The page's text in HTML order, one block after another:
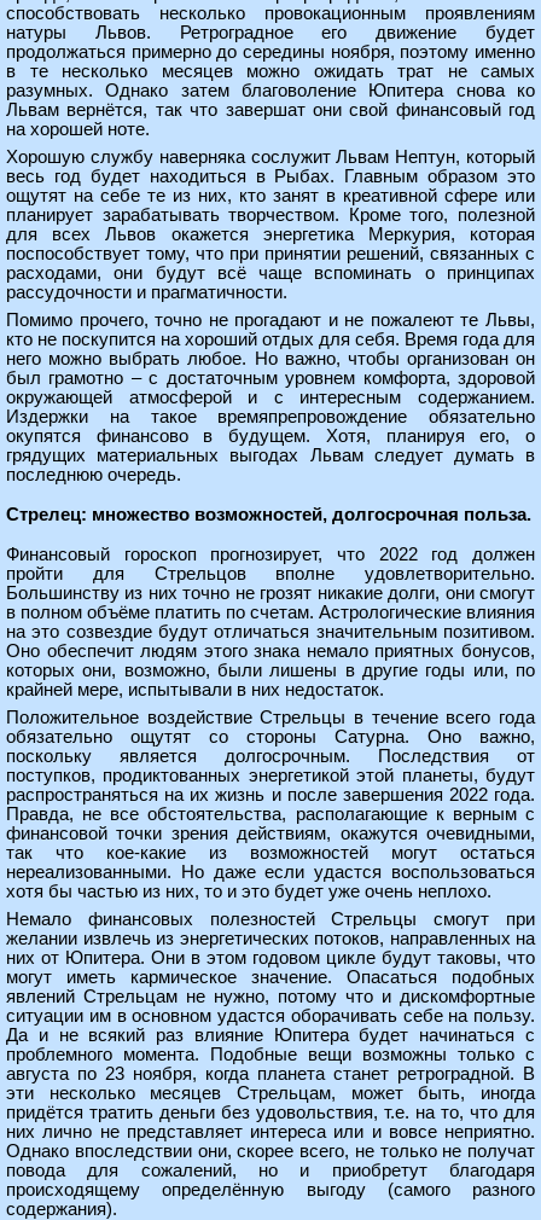
способствовать несколько провокационным проявлениям
натуры Львов. Ретроградное его движение будет
продолжаться примерно до середины ноября, поэтому именно
в те несколько месяцев можно ожидать трат не самых
разумных. Однако затем благоволение Юпитера снова ко
Львам вернётся, так что завершат они свой финансовый год
на хорошей ноте.
Хорошую службу наверняка сослужит Львам Нептун, который
весь год будет находиться в Рыбах. Главным образом это
ощутят на себе те из них, кто занят в креативной сфере или
планирует зарабатывать творчеством. Кроме того, полезной
для всех Львов окажется энергетика Меркурия, которая
поспособствует тому, что при принятии решений, связанных с
расходами, они будут всё чаще вспоминать о принципах
рассудочности и прагматичности.
Помимо прочего, точно не прогадают и не пожалеют те Львы,
кто не поскупится на хороший отдых для себя. Время года для
него можно выбрать любое. Но важно, чтобы организован он
был грамотно – с достаточным уровнем комфорта, здоровой
окружающей атмосферой и с интересным содержанием.
Издержки на такое времяпрепровождение обязательно
окупятся финансово в будущем. Хотя, планируя его, о
грядущих материальных выгодах Львам следует думать в
последнюю очередь.
Стрелец: множество возможностей, долгосрочная польза.
Финансовый гороскоп прогнозирует, что 2022 год должен
пройти для Стрельцов вполне удовлетворительно.
Большинству из них точно не грозят никакие долги, они смогут
в полном объёме платить по счетам. Астрологические влияния
на это созвездие будут отличаться значительным позитивом.
Оно обеспечит людям этого знака немало приятных бонусов,
которых они, возможно, были лишены в другие годы или, по
крайней мере, испытывали в них недостаток.
Положительное воздействие Стрельцы в течение всего года
обязательно ощутят со стороны Сатурна. Оно важно,
поскольку является долгосрочным. Последствия от
поступков, продиктованных энергетикой этой планеты, будут
распространяться на их жизнь и после завершения 2022 года.
Правда, не все обстоятельства, располагающие к верным с
финансовой точки зрения действиям, окажутся очевидными,
так что кое-какие из возможностей могут остаться
нереализованными. Но даже если удастся воспользоваться
хотя бы частью из них, то и это будет уже очень неплохо.
Немало финансовых полезностей Стрельцы смогут при
желании извлечь из энергетических потоков, направленных на
них от Юпитера. Они в этом годовом цикле будут таковы, что
могут иметь кармическое значение. Опасаться подобных
явлений Стрельцам не нужно, потому что и дискомфортные
ситуации им в основном удастся оборачивать себе на пользу.
Да и не всякий раз влияние Юпитера будет начинаться с
проблемного момента. Подобные вещи возможны только с
августа по 23 ноября, когда планета станет ретроградной. В
эти несколько месяцев Стрельцам, может быть, иногда
придётся тратить деньги без удовольствия, т.е. на то, что для
них лично не представляет интереса или и вовсе неприятно.
Однако впоследствии они, скорее всего, не только не получат
повода для сожалений, но и приобретут благодаря
происходящему определённую выгоду (самого разного
содержания).